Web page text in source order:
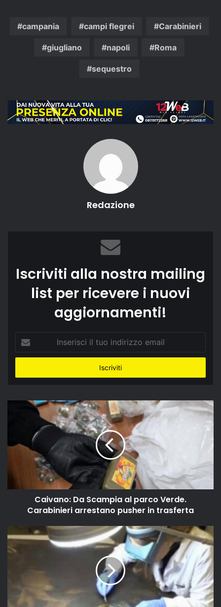
campania campi flegrei Carabinieri
giugliano napoli Roma
sequestro
Redazione
Iscriviti alla nostra mailing
list per ricevere i nuovi
aggiornamenti!
tuo
email
Caivano: Da Scampia al parco Verde.
Carabinieri arrestano pusher in trasferta